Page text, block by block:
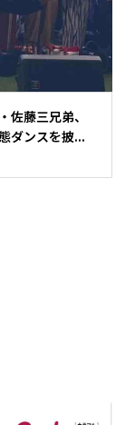
藤三兄弟、
ダンスを披...